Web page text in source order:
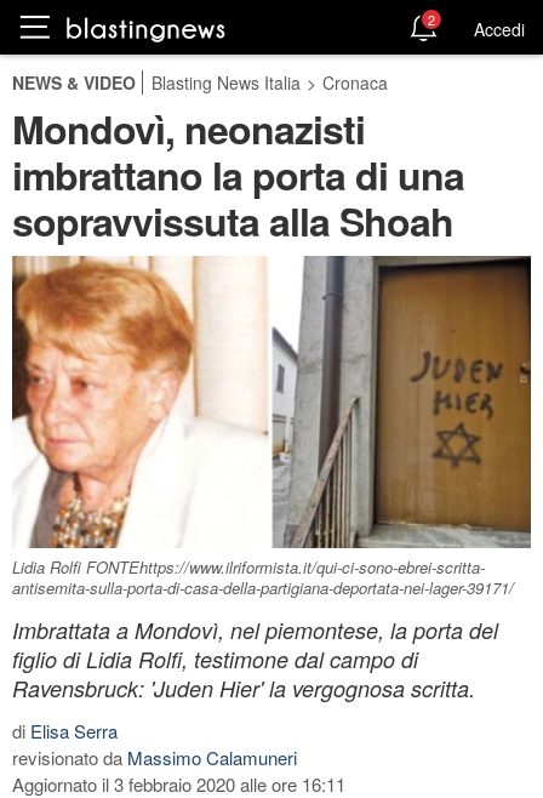
2 Accedi
NEWS & VIDEO Blasting News Italia > Cronaca
Mondovì, neonazisti
imbrattano la porta di una
sopravvissuta alla Shoah
Lidia Rolfi FONTEhttps://www.ilriformista.it/qui-ci-sono-ebrei-scritta-
antisemita-sulla-porta-di-casa-della-partigiana-deportata-nei-lager-39171/
Imbrattata a Mondovì, nel piemontese, la porta del
figlio di Lidia Rolfi, testimone dal campo di
Ravensbruck: 'Juden Hier' la vergognosa scritta.
di Elisa Serra
revisionato da Massimo Calamuneri
Aggiornato il 3 febbraio 2020 alle ore 16:11